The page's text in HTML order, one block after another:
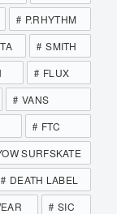
P.RHYTHM
SMITH
FLUX
VANS
FTC
SURFSKATE
DEATH LABEL
SIC